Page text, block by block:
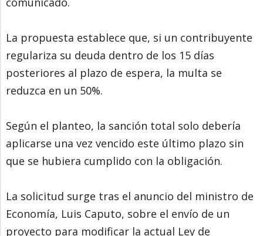
La propuesta establece que, si un contribuyente
regulariza su deuda dentro de los 15 días
posteriores al plazo de espera, la multa se
reduzca en un 50%.
Según el planteo, la sanción total solo debería
aplicarse una vez vencido este último plazo sin
que se hubiera cumplido con la obligación.
La solicitud surge tras el anuncio del ministro de
Economía, Luis Caputo, sobre el envío de un
proyecto para modificar la actual Ley de